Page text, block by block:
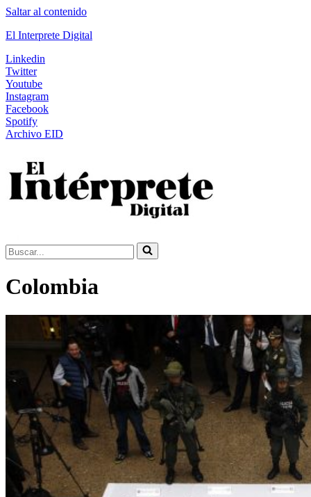
Saltar al contenido
El Interprete Digital
Linkedin
Twitter
Youtube
Instagram
Facebook
Spotify
Archivo EID
Buscar...
Colombia